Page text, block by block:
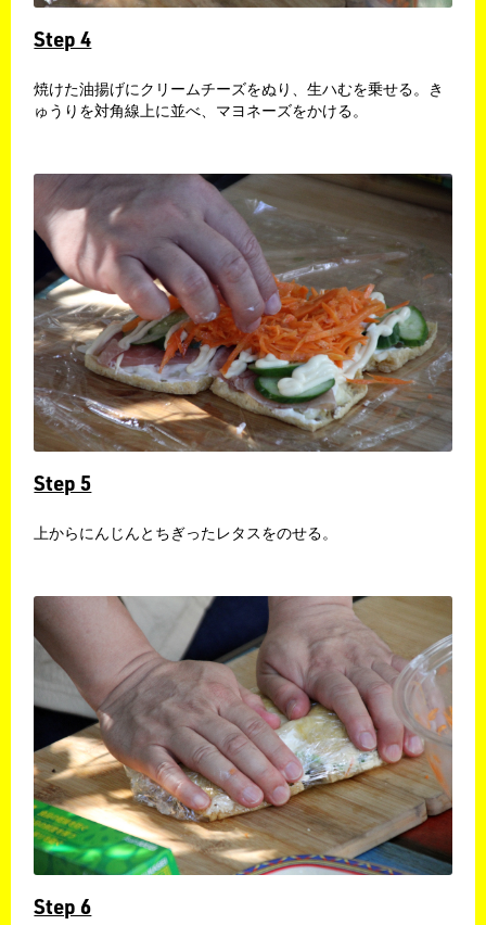
Step 4
焼けた油揚げにクリームチーズをぬり、生ハむを乗せる。き
ゅうりを対角線上に並べ、マヨネーズをかける。
Step 5
上からにんじんとちぎったレタスをのせる。
Step 6